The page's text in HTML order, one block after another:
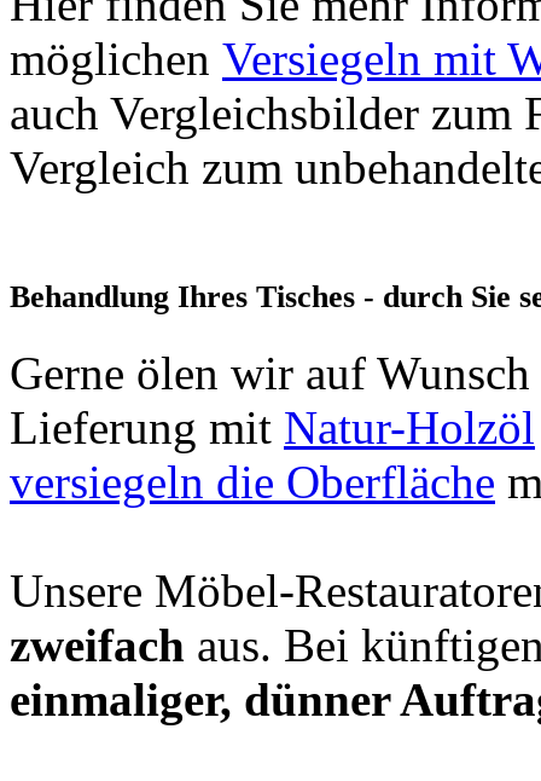
möglichen Versiegeln mit
auch Vergleichsbilder zum
Vergleich zum
Behandlung Ihres Tisches - durch Sie
Gerne ölen wir auf
Lieferung mit Natur-Holzöl
versiegeln die Oberfläche
Unsere Möbel-
zweifach aus. Bei
einmaliger, dünner